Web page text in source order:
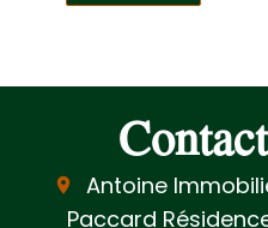
Antoine
Paccard